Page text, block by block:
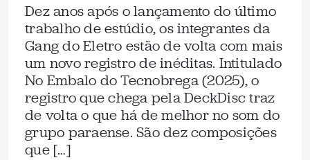
Dez anos após o lançamento do último
trabalho de estúdio, os integrantes da
Gang do Eletro estão de volta com mais
um novo registro de inéditas. Intitulado
No Embalo do Tecnobrega (2025), o
registro que chega pela DeckDisc traz
de volta o que há de melhor no som do
grupo paraense. São dez composições
que […]